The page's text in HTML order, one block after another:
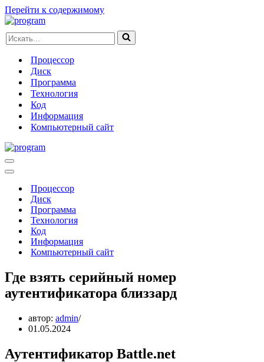
Перейти к содержимому
Искать...
Процессор
Диск
Программа
Технология
Код
Информация
Компьютерный сайт
Меню
навигации
Меню
навигацииПроцессор
Диск
Программа
Технология
Код
Информация
Компьютерный сайт
Где взять серийный номер
аутентификатора близзард
автор: admin
01.05.2024
Аутентификатор Battle.net